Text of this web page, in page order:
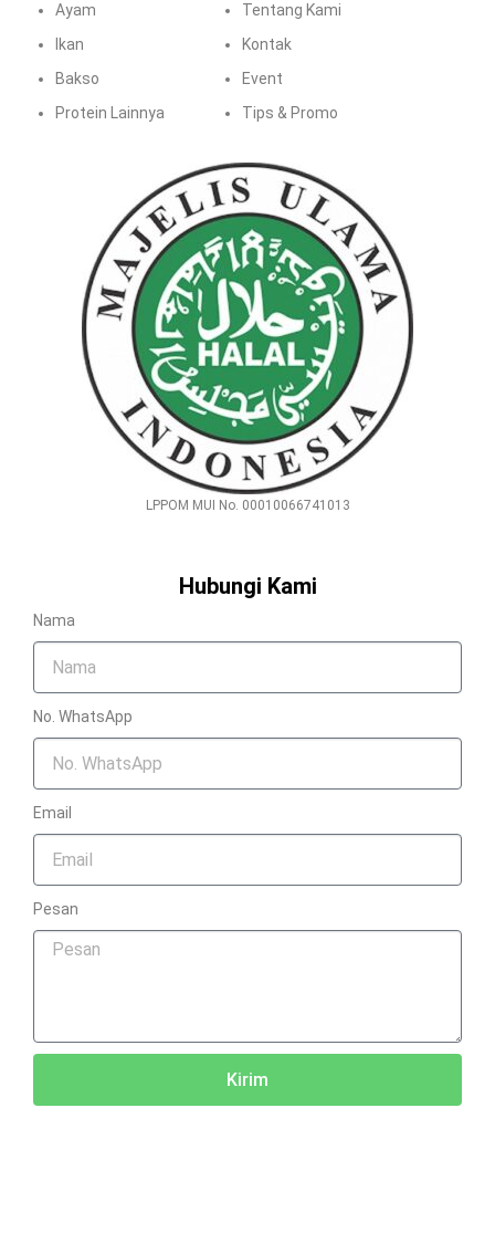
Ayam
Ikan
Bakso
Protein Lainnya
Tentang Kami
Kontak
Event
Tips & Promo
LPPOM MUI No. 00010066741013
Hubungi Kami
Nama
No. WhatsApp
Email
Pesan
Kirim